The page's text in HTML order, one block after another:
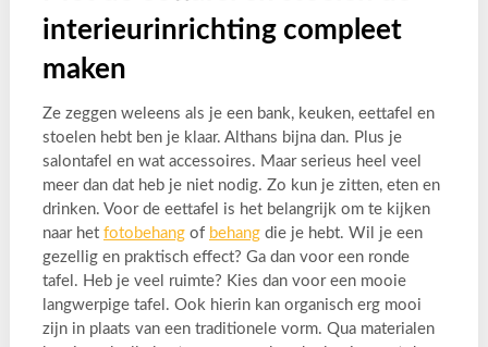
interieurinrichting compleet
maken
Ze zeggen weleens als je een bank, keuken, eettafel en
stoelen hebt ben je klaar. Althans bijna dan. Plus je
salontafel en wat accessoires. Maar serieus heel veel
meer dan dat heb je niet nodig. Zo kun je zitten, eten en
drinken. Voor de eettafel is het belangrijk om te kijken
naar het fotobehangof behangdie je hebt. Wil je een
gezellig en praktisch effect? Ga dan voor een ronde
tafel. Heb je veel ruimte? Kies dan voor een mooie
langwerpige tafel. Ook hierin kan organisch erg mooi
zijn in plaats van een traditionele vorm. Qua materialen